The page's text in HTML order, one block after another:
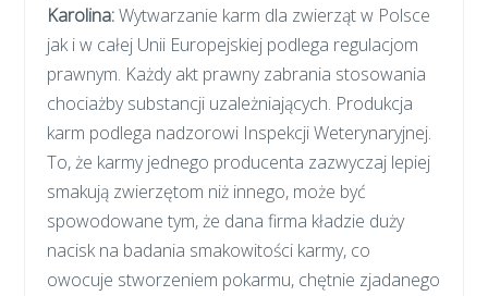
Karolina:Wytwarzanie karm dla zwierząt w Polsce
jak i w całej Unii Europejskiej podlega regulacjom
prawnym. Każdy akt prawny zabrania stosowania
chociażby substancji uzależniających. Produkcja
karm podlega nadzorowi Inspekcji Weterynaryjnej.
To, że karmy jednego producenta zazwyczaj lepiej
smakują zwierzętom niż innego, może być
spowodowane tym, że dana firma kładzie duży
nacisk na badania smakowitości karmy, co
owocuje stworzeniem pokarmu, chętnie zjadanego